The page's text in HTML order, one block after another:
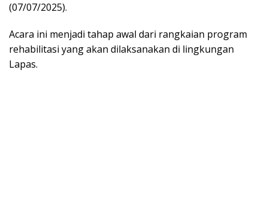
(07/07/2025).
Acara ini menjadi tahap awal dari rangkaian program
rehabilitasi yang akan dilaksanakan di lingkungan
Lapas.